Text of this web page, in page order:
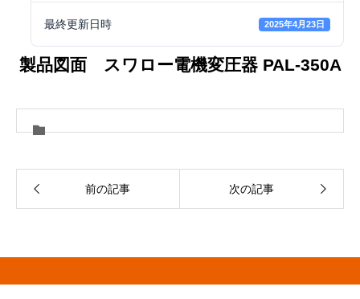
最終更新日時 2025年4月23日
製品図面 スワロー電機変圧器 PAL-350A
前の記事 次の記事